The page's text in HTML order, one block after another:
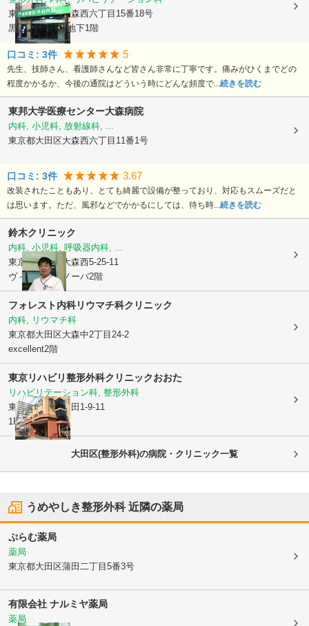
東京都大田区大森西六丁目15番18号
黒栄ビル1階・地下1階
口コミ: 3件 5
先生、技師さん、看護師さんなど皆さん非常に丁寧です。痛みがひくまでどの
程度かかるか、今後の通院はどういう時にどんな頻度で... 続きを読む
東邦大学医療センター大森病院
内科, 小児科, 放射線科, ...
東京都大田区大森西六丁目11番1号
口コミ: 3件 3.67
改装されたこともあり、とても綺麗で設備が整っており、対応もスムーズだと
は思います。ただ、風邪などでかかるにしては、待ち時... 続きを読む
鈴木クリニック
内科, 小児科, 呼吸器内科, ...
東京都大田区
大森西5-25-11
ヴィラ・グラノーバ2階
フォレスト内科リウマチ科クリニック
内科, リウマチ科
東京都大田区大森中2丁目24-2
excellent2階
東京リハビリ整形外科クリニックおおた
リハビリテーション科, 整形外科
東京都大田区蒲田1-9-11
1F
大田区(整形外科)の病院・クリニック一覧
うめやしき整形外科近隣の薬局
ぷらむ薬局
薬局
東京都大田区蒲田二丁目5番3号
有限会社 ナルミヤ薬局
薬局